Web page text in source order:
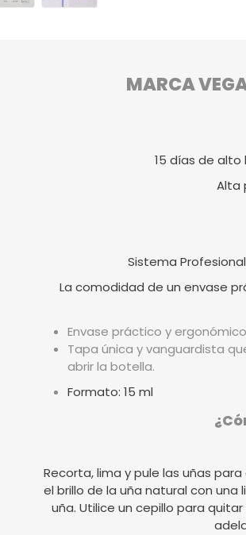
MARCA
15 días de alto
Alta
Sistema
La comodidad de un envase
Envase práctico y
Tapa única y vanguardista
abrir la botella.
Formato: 15 ml
Recorta, lima y pule las uñas
el brillo de la uña natural con
uña. Utilice un cepillo para